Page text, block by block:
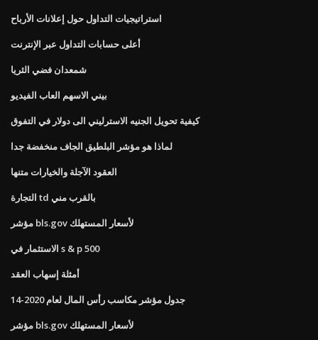
استراتيجيات التداول حول إعلانات الأرباح
أعلى حسابات التداول عبر الإنترنت
شمعدان فضي الثريا
بيني الاسهم العاب الفيديو
كيفية تحويل الجنيه الاسترليني الى دولار في التفوق
لماذا هو مؤشر البلطيق الجاف منخفضة جدا
العقود الآجلة والخيارات متنها
التجارة td بالقرب مني
مؤشر bls.gov لأسعار المستهلك
الاستثمار في s & p 500
أمثلة إسهاب العقد
جدول مؤشر مكاسب رأس المال لعام 2020-14
مؤشر bls.gov لأسعار المستهلك